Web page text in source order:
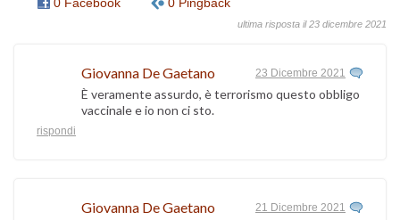
0 Facebook
0 Pingback
ultima risposta il 23 dicembre 2021
Giovanna De Gaetano 23 Dicembre 2021
È veramente assurdo, è terrorismo questo obbligo
vaccinale e io non ci sto.
rispondi
Giovanna De Gaetano 21 Dicembre 2021